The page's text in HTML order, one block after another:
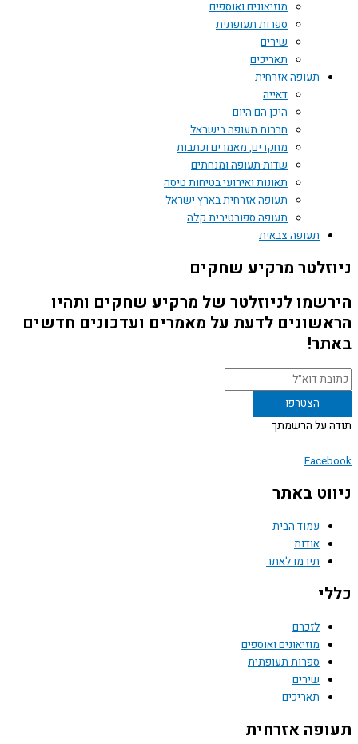
מוזיאונים ואוספים
ספרות תעופתית
שירים
תאריכים
תעופה אזרחית
דאייה
היכן הם היום
חברות תעופה בישראל
מחקרים, מאמרים וכתבות
שדות תעופה ומנחתים
תאונות ואירועי בטיחות טיסה
תעופה אזרחית בארץ ישראל
תעופה ספורטיבית קלה
תעופה צבאית
מרקיע שחקים
לניוזלטר של מרקיע שחקים ותהיו
לדעת על מאמרים ועדכונים חדשים
על הרשמתך
באתר
עמוד הבית
אודות
תירמו לאתר
לזכרם
מוזיאונים ואוספים
ספרות תעופתית
שירים
תאריכים
אזרחית